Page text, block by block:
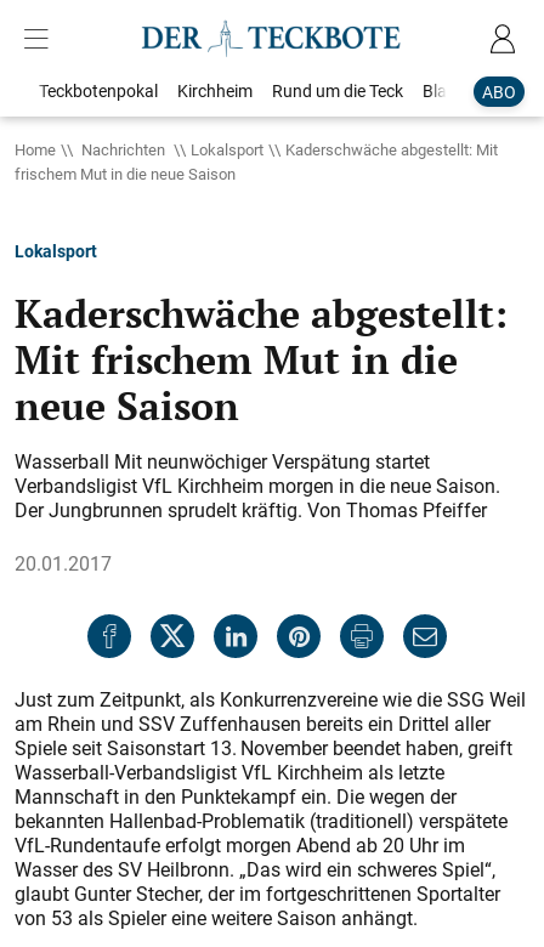
ABO
Teckbotenpokal Kirchheim Rund um die Teck Blaulicht
Home Nachrichten Lokalsport
Kaderschwäche abgestellt: Mit
frischem Mut in die neue Saison
Lokalsport
Kaderschwäche abgestellt:
Mit frischem Mut in die
neue Saison
Wasserball Mit neunwöchiger Verspätung startet
Verbandsligist VfL Kirchheim morgen in die neue Saison.
Der Jungbrunnen sprudelt kräftig. Von Thomas Pfeiffer
20.01.2017
Just zum Zeitpunkt, als Konkurrenzvereine wie die SSG Weil
am Rhein und SSV Zuffenhausen bereits ein Drittel aller
Spiele seit Saisonstart 13. November beendet haben, greift
Wasserball-Verbandsligist VfL Kirchheim als letzte
Mannschaft in den Punktekampf ein. Die wegen der
bekannten Hallenbad-Problematik (traditionell) verspätete
VfL-Rundentaufe erfolgt morgen Abend ab 20 Uhr im
Wasser des SV Heilbronn. „Das wird ein schweres Spiel“,
glaubt Gunter Stecher, der im fortgeschrittenen Sportalter
von 53 als Spieler eine weitere Saison anhängt.